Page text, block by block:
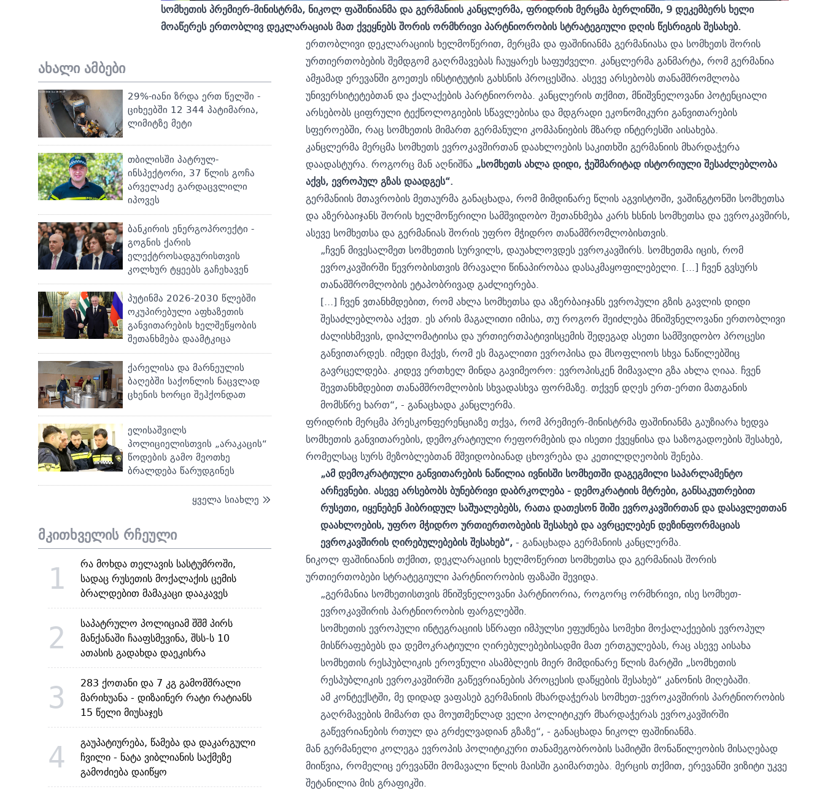
სომხეთის პრემიერ-მინისტრმა, ნიკოლ ფაშინიანმა და გერმანიის კანცლერმა, ფრიდრიხ მერცმა ბერლინში, 9 დეკემბერს ხელი
მოაწერეს ერთობლივ დეკლარაციას მათ ქვეყნებს შორის ორმხრივი პარტნიორობის სტრატეგიული დღის წესრიგის შესახებ.
ახალი ამბები
29%-იანი ზრდა ერთ წელში -
ციხეებში 12 344 პატიმარია,
ლიმიტზე მეტი
თბილისში პატრულ-
ინსპექტორი, 37 წლის გოჩა
არველაძე გარდაცვლილი
იპოვეს
ბანკირის ენერგოპროექტი -
გოგნის ქარის
ელექტროსადგურისთვის
კოლხურ ტყეებს გაჩეხავენ
პუტინმა 2026-2030 წლებში
ოკუპირებული აფხაზეთის
განვითარების ხელშეწყობის
შეთანხმება დაამტკიცა
ქარელისა და მარნეულის
ბაღებში საქონლის ნაცვლად
ცხენის ხორცი შეჰქონდათ
ელისაშვილს
პოლიციელისთვის „არაკაცის“
წოდების გამო მეოთხე
ბრალდება წარუდგინეს
ყველა სიახლე
მკითხველის რჩეული
1
რა მოხდა თელავის სასტუმროში,
სადაც რუსეთის მოქალაქის ცემის
ბრალდებით მამაკაცი დააკავეს
2
საპატრულო პოლიციამ შშმ პირს
მანქანაში ჩააფსმევინა, შსს-ს 10
ათასის გადახდა დაეკისრა
3
283 ქოთანი და 7 კგ გამომშრალი
მარიხუანა - დიზაინერ რატი რატიანს
15 წელი მიუსაჯეს
4
გაუპატიურება, წამება და დაკარგული
ჩვილი - ნატა ვიბლიანის საქმეზე
გამოძიება დაიწყო
ერთობლივი დეკლარაციის ხელმოწერით, მერცმა და ფაშინიანმა გერმანიასა და სომხეთს შორის
ურთიერთობების შემდგომ გაღრმავებას ჩაუყარეს საფუძველი. კანცლერმა განმარტა, რომ გერმანია
ამჟამად ერევანში გოეთეს ინსტიტუტის გახსნის პროცესშია. ასევე არსებობს თანამშრომლობა
უნივერსიტეტებთან და ქალაქების პარტნიორობა. კანცლერის თქმით, მნიშვნელოვანი პოტენციალი
არსებობს ციფრული ტექნოლოგიების სწავლებისა და მდგრადი ეკონომიკური განვითარების
სფეროებში, რაც სომხეთის მიმართ გერმანული კომპანიების მზარდ ინტერესში აისახება.
კანცლერმა მერცმა სომხეთს ევროკავშირთან დაახლოების საკითხში გერმანიის მხარდაჭერა
დაადასტურა. როგორც მან აღნიშნა „სომხეთს ახლა დიდი, ჭეშმარიტად ისტორიული შესაძლებლობა
აქვს, ევროპულ გზას დაადგეს“.
გერმანიის მთავრობის მეთაურმა განაცხადა, რომ მიმდინარე წლის აგვისტოში, ვაშინგტონში სომხეთსა
და აზერბაიჯანს შორის ხელმოწერილი სამშვიდობო შეთანხმება კარს ხსნის სომხეთსა და ევროკავშირს,
ასევე სომხეთსა და გერმანიას შორის უფრო მჭიდრო თანამშრომლობისთვის.
„ჩვენ მივესალმეთ სომხეთის სურვილს, დაუახლოვდეს ევროკავშირს. სომხეთმა იცის, რომ
ევროკავშირში წევრობისთვის მრავალი წინაპირობაა დასაკმაყოფილებელი. [...] ჩვენ გვსურს
თანამშრომლობის ეტაპობრივად გაძლიერება.
[...] ჩვენ ვთანხმდებით, რომ ახლა სომხეთსა და აზერბაიჯანს ევროპული გზის გავლის დიდი
შესაძლებლობა აქვთ. ეს არის მაგალითი იმისა, თუ როგორ შეიძლება მნიშვნელოვანი ერთობლივი
ძალისხმევის, დიპლომატიისა და ურთიერთპატივისცემის შედეგად ასეთი სამშვიდობო პროცესი
განვითარდეს. იმედი მაქვს, რომ ეს მაგალითი ევროპისა და მსოფლიოს სხვა ნაწილებშიც
გავრცელდება. კიდევ ერთხელ მინდა გავიმეორო: ევროპისკენ მიმავალი გზა ახლა ღიაა. ჩვენ
შევთანხმდებით თანამშრომლობის სხვადასხვა ფორმაზე. თქვენ დღეს ერთ-ერთი მათგანის
მომსწრე ხართ“, - განაცხადა კანცლერმა.
ფრიდრიხ მერცმა პრესკონფერენციაზე თქვა, რომ პრემიერ-მინისტრმა ფაშინიანმა გაუზიარა ხედვა
სომხეთის განვითარების, დემოკრატიული რეფორმების და ისეთი ქვეყნისა და საზოგადოების შესახებ,
რომელსაც სურს მეზობლებთან მშვიდობიანად ცხოვრება და კეთილდღეობის შენება.
„ამ დემოკრატიული განვითარების ნაწილია ივნისში სომხეთში დაგეგმილი საპარლამენტო
არჩევნები. ასევე არსებობს ბუნებრივი დაბრკოლება - დემოკრატიის მტრები, განსაკუთრებით
რუსეთი, იყენებენ ჰიბრიდულ საშუალებებს, რათა დათესონ შიში ევროკავშირთან და დასავლეთთან
დაახლოების, უფრო მჭიდრო ურთიერთობების შესახებ და ავრცელებენ დეზინფორმაციას
ევროკავშირის ღირებულებების შესახებ“,- განაცხადა გერმანიის კანცლერმა.
ნიკოლ ფაშინიანის თქმით, დეკლარაციის ხელმოწერით სომხეთსა და გერმანიას შორის
ურთიერთობები სტრატეგიული პარტნიორობის ფაზაში შევიდა.
„გერმანია სომხეთისთვის მნიშვნელოვანი პარტნიორია, როგორც ორმხრივი, ისე სომხეთ-
ევროკავშირის პარტნიორობის ფარგლებში.
სომხეთის ევროპული ინტეგრაციის სწრაფი იმპულსი ეფუძნება სომეხი მოქალაქეების ევროპულ
მისწრაფებებს და დემოკრატიული ღირებულებებისადმი მათ ერთგულებას, რაც ასევე აისახა
სომხეთის რესპუბლიკის ეროვნული ასამბლეის მიერ მიმდინარე წლის მარტში „სომხეთის
რესპუბლიკის ევროკავშირში გაწევრიანების პროცესის დაწყების შესახებ“ კანონის მიღებაში.
ამ კონტექსტში, მე დიდად ვაფასებ გერმანიის მხარდაჭერას სომხეთ-ევროკავშირის პარტნიორობის
გაღრმავების მიმართ და მოუთმენლად ველი პოლიტიკურ მხარდაჭერას ევროკავშირში
გაწევრიანების რთულ და გრძელვადიან გზაზე“, - განაცხადა ნიკოლ ფაშინიანმა.
მან გერმანელი კოლეგა ევროპის პოლიტიკური თანამეგობრობის სამიტში მონაწილეობის მისაღებად
მიიწვია, რომელიც ერევანში მომავალი წლის მაისში გაიმართება. მერცის თქმით, ერევანში ვიზიტი უკვე
შეტანილია მის გრაფიკში.